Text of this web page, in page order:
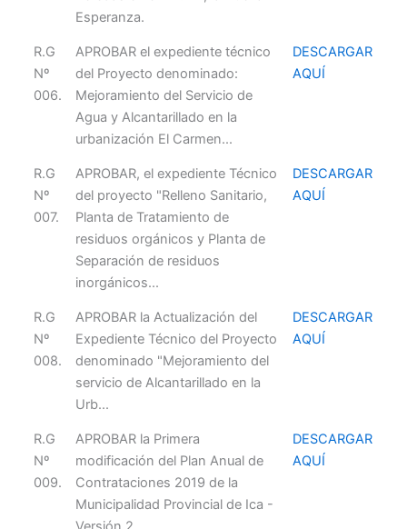
Esperanza.
R.G
Nº
006.
APROBAR el expediente técnico
del Proyecto denominado:
Mejoramiento del Servicio de
Agua y Alcantarillado en la
urbanización El Carmen...
DESCARGAR
AQUÍ
R.G
Nº
007.
APROBAR, el expediente Técnico
del proyecto "Relleno Sanitario,
Planta de Tratamiento de
residuos orgánicos y Planta de
Separación de residuos
inorgánicos...
DESCARGAR
AQUÍ
R.G
Nº
008.
APROBAR la Actualización del
Expediente Técnico del Proyecto
denominado "Mejoramiento del
servicio de Alcantarillado en la
Urb...
DESCARGAR
AQUÍ
R.G
Nº
009.
APROBAR la Primera
modificación del Plan Anual de
Contrataciones 2019 de la
Municipalidad Provincial de Ica -
DESCARGAR
AQUÍ